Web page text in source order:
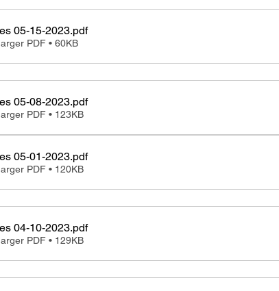
05-15-2023.pdf
PDF • 60KB
05-08-2023.pdf
PDF • 123KB
Minutes 05-01-2023.pdf
PDF • 120KB
04-10-2023.pdf
PDF • 129KB